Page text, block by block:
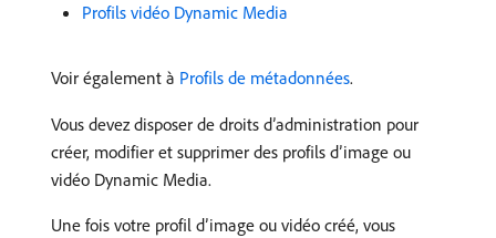
Profils vidéo Dynamic Media
Voir également à Profils de métadonnées.
Vous devez disposer de droits d’administration pour
créer, modifier et supprimer des profils d’image ou
vidéo Dynamic Media.
Une fois votre profil d’image ou vidéo créé, vous